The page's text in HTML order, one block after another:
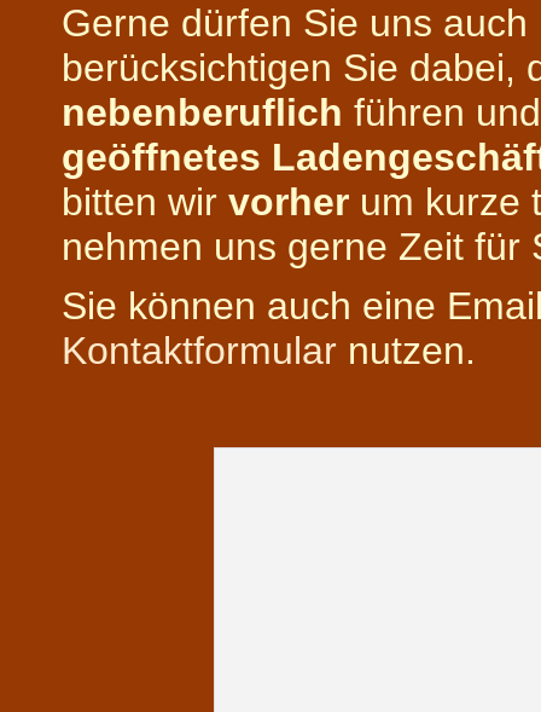
Gerne dürfen Sie uns
berücksichtigen Sie dabei,
nebenberuflich führen
geöffnetes
bitten wir vorher um kurze
nehmen uns gerne Zeit für
Sie können auch eine
Kontaktformular nutzen.